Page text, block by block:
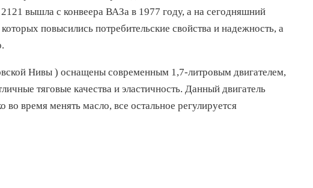
вышла с конвеера ВАЗа в 1977 году, а на сегодняшний
повысились потребительские свойства и надежность, а
Нивы ) оснащены современным 1,7-литровым двигателем,
тяговые качества и эластичность. Данный двигатель
время менять масло, все остальное регулируется